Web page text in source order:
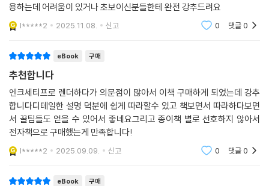
물고기가 아닌 ‘물고기를 잡는 방법’이 중요하죠! 결과도, 과정도 자세히
알려 드려요!
설계한 작업물을 발표할 때 가장 중요한 것은 공간이 어떻게 사용될지 효
과적으로 보여 주는 것입니다. 그 공간이 사람들에게 어느 정도의 규모로
느껴질지, 밤낮에 따라 공간의 느낌이 어떻게 달라지는지 등을 잘 표현해
야 해요. 이를 위해 투시도에서 가장 중요한 빛 조절과 매핑 방법, 화각을
맞추는 방법 등 수년 간 실무와 강의로 쌓은 저자의 필살 노하우를 전격 공
개합니다. 단지 프로그램 사용법만 알려 주는 것이 아니라 왜 그런 값들을
히 값을 알려 주기보다 실전에서 적용해 볼 수 있도록 구성한 이유가 여기
용하는데 어려움이 있거나 초보이신분들한테 완전 강추드려요
l*****2 2025.11.08. 신고 0 댓글0
eBook 구매
추천합니다
엔크세티프로 렌더하다가 의문점이 많아서 이책 구매하게 되었는데 강추
합니다디테일한 설명 덕분에 쉽게 따라할수 있고 책보면서 따라하다보면
서 꿀팁들도 얻을 수 있어서 좋네요그리고 종이책 별로 선호하지 않아서
전자책으로 구매했는게 만족합니다!
l*****2 2025.09.09. 신고 0 댓글0
eBook 구매